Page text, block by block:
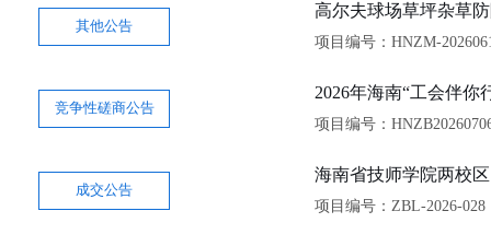
其他公告
高尔夫球场草坪杂草
项目编号：HNZM-
竞争性磋商公告
2026年海南“工会伴
项目编号：
成交公告
海南省技师学院两校
项目编号：ZBL-2026-028